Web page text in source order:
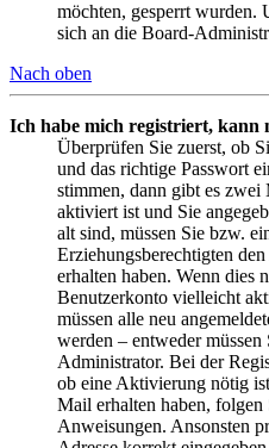
möchten, gesperrt wurden.
sich an die Board-
Nach oben
Ich habe mich registriert, kann
Überprüfen Sie zuerst, ob
und das richtige Passwort
stimmen, dann gibt es
aktiviert ist und Sie
alt sind, müssen Sie bzw.
Erziehungsberechtigten
erhalten haben. Wenn dies
Benutzerkonto vielleicht
müssen alle neu
werden – entweder müssen
Administrator. Bei der
ob eine Aktivierung nötig
Mail erhalten haben, folgen
Anweisungen. Ansonsten